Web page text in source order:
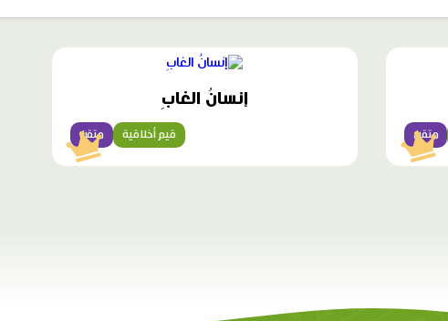
متقن
محتوى
إنسانُ الغابِ
متقن قيم أخلاقية